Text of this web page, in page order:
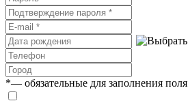
*— обязательные для заполнения поля